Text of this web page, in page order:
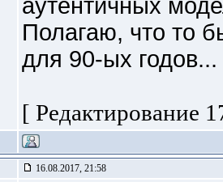
аутентичных
Полагаю, что то
для 90-ых годов...
[ Редактирование
16.08.2017, 21:58